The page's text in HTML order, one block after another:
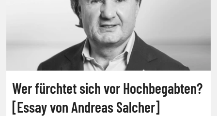
Wer fürchtet sich vor Hochbegabten?
[Essay von Andreas Salcher]